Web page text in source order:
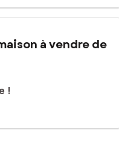
à vendre de
!
traditionnelle de plain